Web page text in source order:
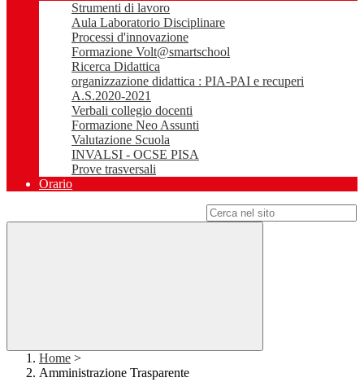
Strumenti di lavoro
Aula Laboratorio Disciplinare
Processi d'innovazione
Formazione Volt@smartschool
Ricerca Didattica
organizzazione didattica : PIA-PAI e recuperi
A.S.2020-2021
Verbali collegio docenti
Formazione Neo Assunti
Valutazione Scuola
INVALSI - OCSE PISA
Prove trasversali
Orario
Home >
Amministrazione Trasparente